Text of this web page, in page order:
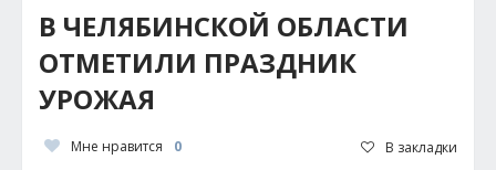
В ЧЕЛЯБИНСКОЙ ОБЛАСТИ
ОТМЕТИЛИ ПРАЗДНИК
УРОЖАЯ
Мне нравится 0 В закладки